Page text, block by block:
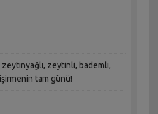
zeytinli, bademli,
tam günü!